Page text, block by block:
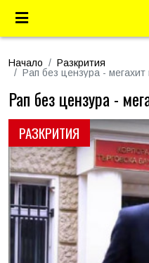
Начало
Разкрития
Рап без цензура - мегахит
РАЗКРИТИЯ
Рап без цензура -